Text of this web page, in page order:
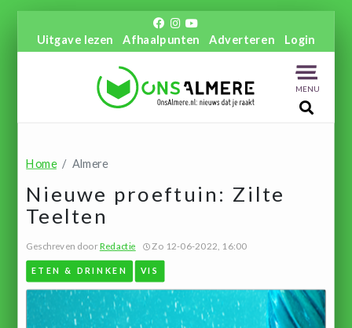
Uitgave lezen Afhaalpunten Adverteren Login
MENU
Home Almere
Nieuwe proeftuin: Zilte
Teelten
Geschreven doorRedactie Zo 12-06-2022, 16:00
ETEN & DRINKEN VIS